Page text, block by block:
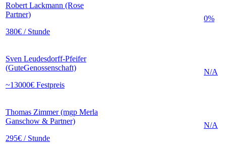
Robert Lackmann (Rose
Partner)
380€ / Stunde
0%
Sven Leudesdorff-Pfeifer
(GuteGenossenschaft)
~13000€ Festpreis
N/A
Thomas Zimmer (mgp Merla
Ganschow & Partner)
295€ / Stunde
N/A